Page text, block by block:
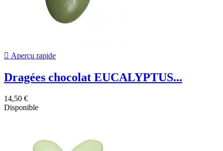
 Aperçu rapide
Dragées chocolat EUCALYPTUS...
14,50 €
Disponible